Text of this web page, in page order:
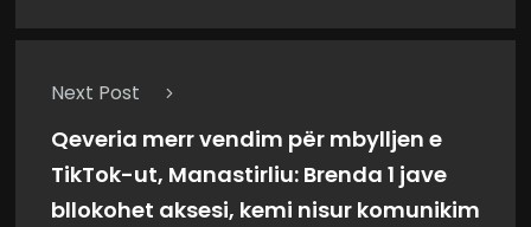
Next Post
Qeveria merr vendim për mbylljen e
TikTok-ut, Manastirliu: Brenda 1 jave
bllokohet aksesi, kemi nisur komunikim